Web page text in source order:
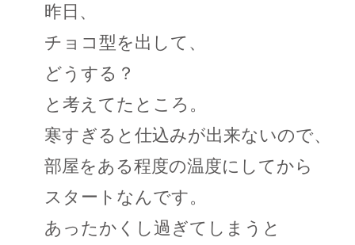
昨日、
チョコ型を出して、
どうする？
と考えてたところ。
寒すぎると仕込みが出来ないので、
部屋をある程度の温度にしてから
スタートなんです。
あったかくし過ぎてしまうと